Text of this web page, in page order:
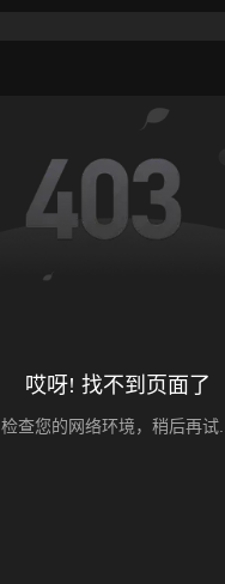
哎呀! 找不到页面了
检查您的网络环境，稍后再试...